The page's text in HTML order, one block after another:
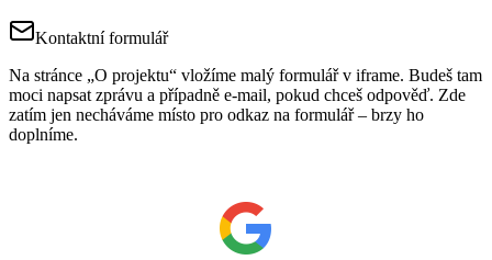
Kontaktní formulář
Na stránce „O projektu“ vložíme malý formulář v iframe. Budeš tam
moci napsat zprávu a případně e‑mail, pokud chceš odpověď. Zde
zatím jen necháváme místo pro odkaz na formulář – brzy ho
doplníme.